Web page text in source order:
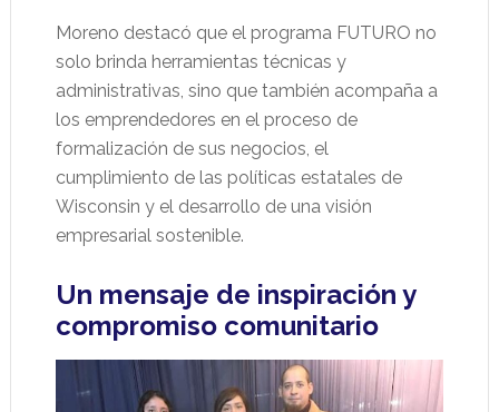
Moreno destacó que el programa FUTURO no
solo brinda herramientas técnicas y
administrativas, sino que también acompaña a
los emprendedores en el proceso de
formalización de sus negocios, el
cumplimiento de las políticas estatales de
Wisconsin y el desarrollo de una visión
empresarial sostenible.
Un mensaje de inspiración y
compromiso comunitario